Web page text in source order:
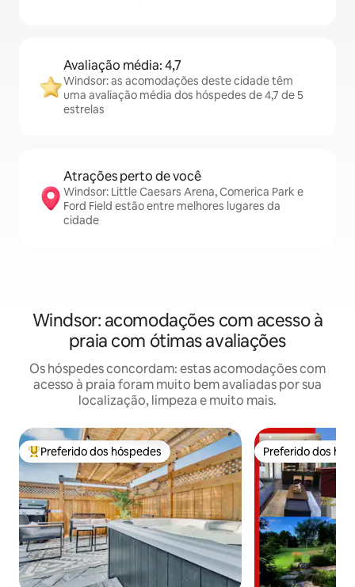
Avaliação média: 4,7
Windsor: as acomodações deste cidade têm
uma avaliação média dos hóspedes de 4,7 de 5
estrelas
Atrações perto de você
Windsor: Little Caesars Arena, Comerica Park e
Ford Field estão entre melhores lugares da
cidade
Windsor: acomodações com acesso à
praia com ótimas avaliações
Os hóspedes concordam: estas acomodações com
acesso à praia foram muito bem avaliadas por sua
localização, limpeza e muito mais.
Entre os melhores preferidos dos hóspedes
Preferido dos hóspedes Preferido dos
Preferido dos